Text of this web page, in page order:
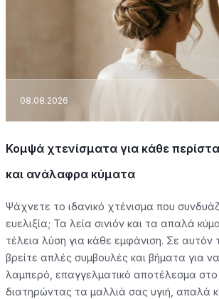
08.08.2026
Κομψά χτενίσματα για κάθε
και ανάλαφρα κύματα
Ψάχνετε το ιδανικό χτένισμα που
ευελιξία; Τα λεία σινιόν και τα απαλά
τέλεια λύση για κάθε εμφάνιση. Σε αυτόν
βρείτε απλές συμβουλές και βήματα για
λαμπερό, επαγγελματικό αποτέλεσμα στο
διατηρώντας τα μαλλιά σας υγιή, απαλά